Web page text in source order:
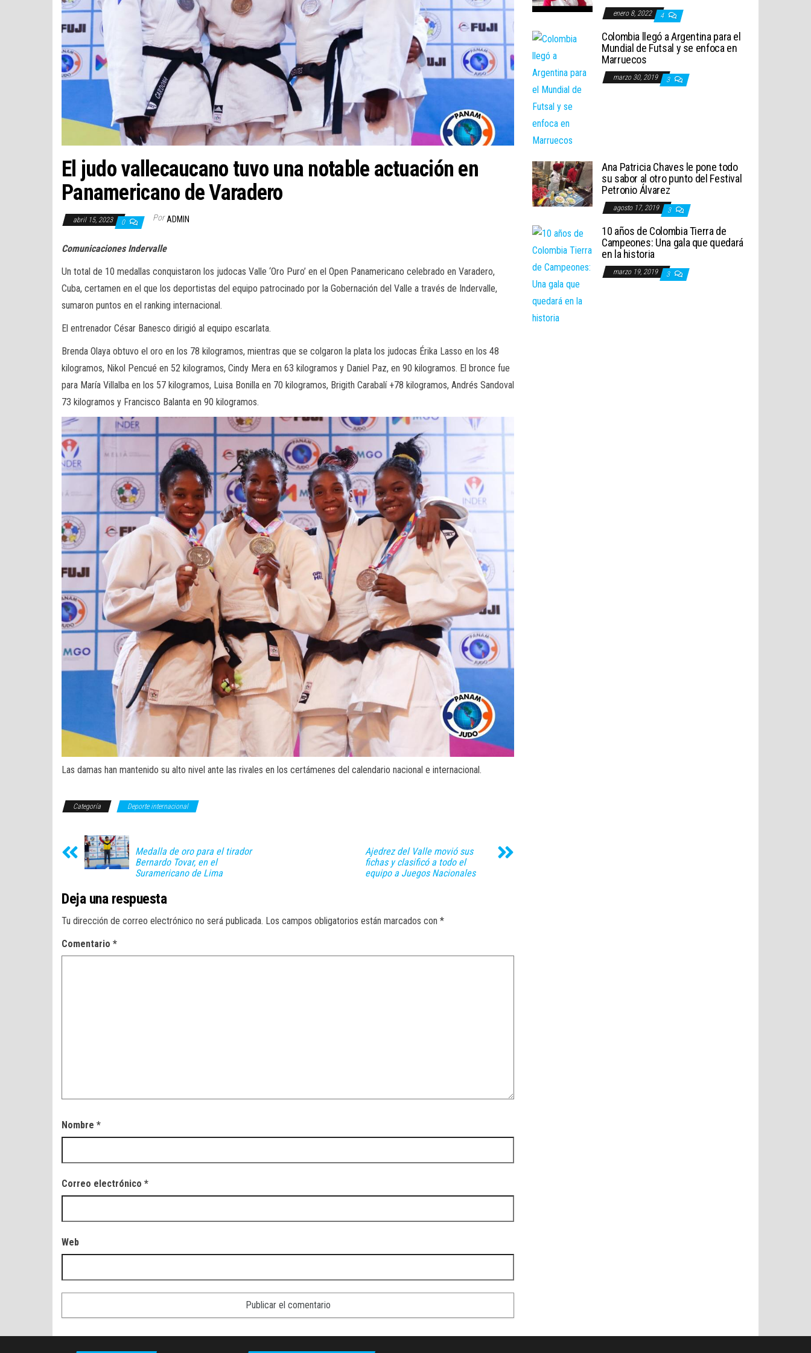
El judo vallecaucano tuvo una notable actuación en
Panamericano de Varadero
abril 15, 2023 0 Por ADMIN
Comunicaciones Indervalle
Un total de 10 medallas conquistaron los judocas Valle ‘Oro Puro’ en el Open Panamericano celebrado en Varadero,
Cuba, certamen en el que los deportistas del equipo patrocinado por la Gobernación del Valle a través de Indervalle,
sumaron puntos en el ranking internacional.
El entrenador César Banesco dirigió al equipo escarlata.
Brenda Olaya obtuvo el oro en los 78 kilogramos, mientras que se colgaron la plata los judocas Érika Lasso en los 48
kilogramos, Nikol Pencué en 52 kilogramos, Cindy Mera en 63 kilogramos y Daniel Paz, en 90 kilogramos. El bronce fue
para María Villalba en los 57 kilogramos, Luisa Bonilla en 70 kilogramos, Brigith Carabalí +78 kilogramos, Andrés Sandoval
73 kilogramos y Francisco Balanta en 90 kilogramos.
Las damas han mantenido su alto nivel ante las rivales en los certámenes del calendario nacional e internacional.
Categoría Deporte internacional
Medalla de oro para el tirador
Bernardo Tovar, en el
Suramericano de Lima
Ajedrez del Valle movió sus
fichas y clasificó a todo el
equipo a Juegos Nacionales
Deja una respuesta
Tu dirección de correo electrónico no será publicada. Los campos obligatorios están marcados con *
Comentario *
Nombre *
Correo electrónico *
Web
enero 8, 2022 4
Colombia llegó a Argentina para el
Mundial de Futsal y se enfoca en
Marruecos
marzo 30, 2019 3
Ana Patricia Chaves le pone todo
su sabor al otro punto del Festival
Petronio Álvarez
agosto 17, 2019 3
10 años de Colombia Tierra de
Campeones: Una gala que quedará
en la historia
marzo 19, 2019 3